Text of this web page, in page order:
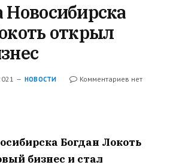
открыл
НОВОСТИ
Комментариев нет
Богдан Локоть
бизнес и стал